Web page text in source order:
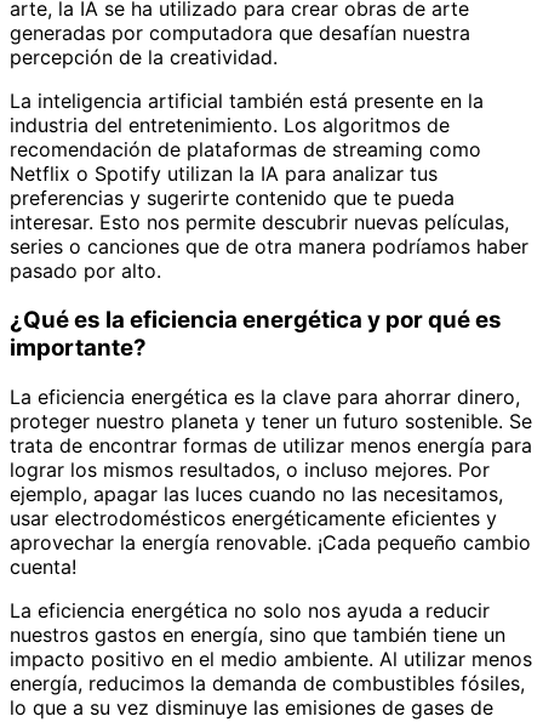
arte, la IA se ha utilizado para crear obras de arte
generadas por computadora que desafían nuestra
percepción de la creatividad.
La inteligencia artificial también está presente en la
industria del entretenimiento. Los algoritmos de
recomendación de plataformas de streaming como
Netflix o Spotify utilizan la IA para analizar tus
preferencias y sugerirte contenido que te pueda
interesar. Esto nos permite descubrir nuevas películas,
series o canciones que de otra manera podríamos haber
pasado por alto.
¿Qué es la eficiencia energética y por qué es
importante?
La eficiencia energética es la clave para ahorrar dinero,
proteger nuestro planeta y tener un futuro sostenible. Se
trata de encontrar formas de utilizar menos energía para
lograr los mismos resultados, o incluso mejores. Por
ejemplo, apagar las luces cuando no las necesitamos,
usar electrodomésticos energéticamente eficientes y
aprovechar la energía renovable. ¡Cada pequeño cambio
cuenta!
La eficiencia energética no solo nos ayuda a reducir
nuestros gastos en energía, sino que también tiene un
impacto positivo en el medio ambiente. Al utilizar menos
energía, reducimos la demanda de combustibles fósiles,
lo que a su vez disminuye las emisiones de gases de